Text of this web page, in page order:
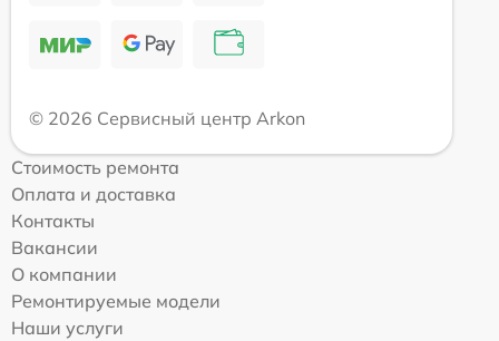
© 2026 Сервисный центр Arkon
Стоимость ремонта
Оплата и доставка
Контакты
Вакансии
О компании
Ремонтируемые модели
Наши услуги